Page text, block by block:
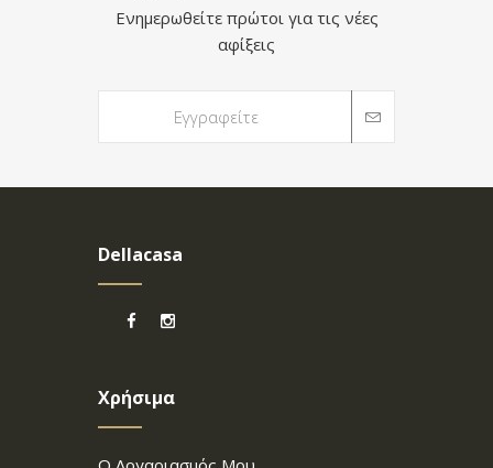
Ενημερωθείτε πρώτοι για τις νέες
αφίξεις
Dellacasa
Χρήσιμα